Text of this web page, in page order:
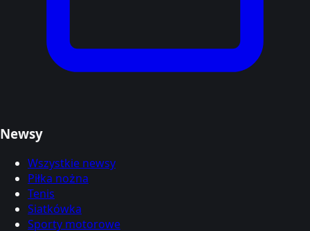
Newsy
Wszystkie newsy
Piłka nożna
Tenis
Siatkówka
Sporty motorowe